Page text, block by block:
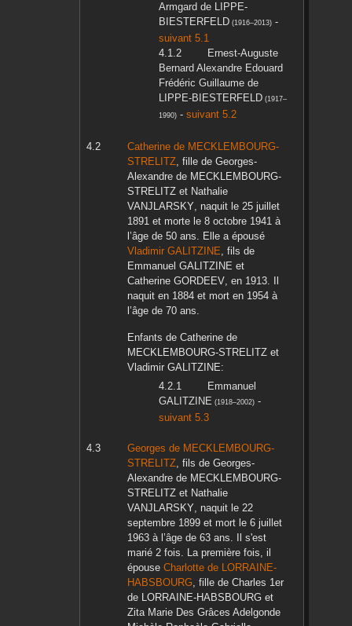
Armgard de LIPPE-
BIESTERFELD(1916–2013)-
suivant 5.1
Ernest-Auguste
Bernard Alexandre Edouard
Frédéric Guillaumede
LIPPE-BIESTERFELD(1917–
1990)- suivant 5.2
Catherinede MECKLEMBOURG-
STRELITZ, fille de Georges-
Alexandrede MECKLEMBOURG-
STRELITZet Nathalie
VANJLARSKY, naquit le 25 juillet
1891et morte le 8 octobre 1941à
l’âge de 50 ans. Elle a épousé
VladimirGALITZINE, fils de
Emmanuel GALITZINE et
CatherineGORDEEV, en 1913. Il
naquit en 1884et mort en 1954à
l’âge de 70 ans.
Enfants de Catherinede
MECKLEMBOURG-STRELITZet
VladimirGALITZINE:
Emmanuel
GALITZINE (1918–2002)-
suivant 5.3
Georges de MECKLEMBOURG-
STRELITZ, fils de Georges-
Alexandrede MECKLEMBOURG-
STRELITZet Nathalie
VANJLARSKY, naquit le 22
septembre 1899et mort le 6 juillet
1963à l’âge de 63 ans. Il s'est
marié 2 fois. La première fois, il
épouse Charlottede LORRAINE-
HABSBOURG, fille de Charles 1er
de LORRAINE-HABSBOURGet
Zita Marie Des Grâces Adelgonde